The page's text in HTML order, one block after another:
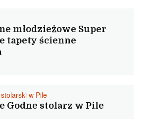
młodzieżowe Super
tapety ścienne
w Pile
Godne stolarz w Pile